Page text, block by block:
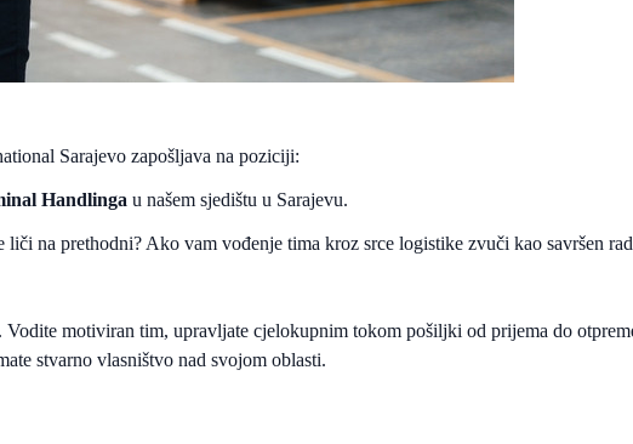
Sarajevo zapošljava na poziciji:
Handlinga u našem sjedištu u Sarajevu.
na prethodni? Ako vam vođenje tima kroz srce logistike zvuči kao savršen
motiviran tim, upravljate cjelokupnim tokom pošiljki od prijema do
stvarno vlasništvo nad svojom oblasti.